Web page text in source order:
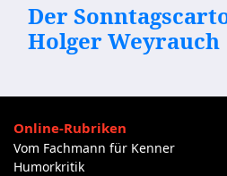
Der
Holger Weyrauch
Online-Rubriken
Vom Fachmann für Kenner
Humorkritik